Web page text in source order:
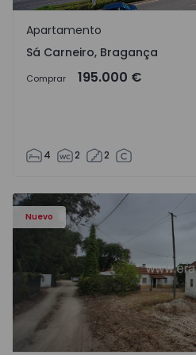
Sá Carneiro, Bragança
Apartamento
Sá Carneiro, Bragança
Comprar 195.000 €
4 2 2
Nuevo
Apartamento T3 Salvaterra